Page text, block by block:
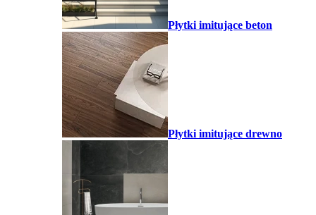
Płytki imitujące beton
Płytki imitujące drewno